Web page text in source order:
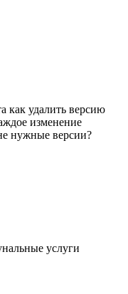
как удалить версию
изменение
нужные версии?
услуги